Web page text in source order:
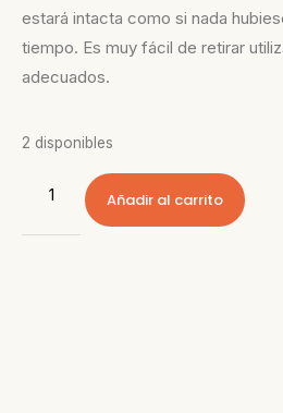
estará intacta como si nada
tiempo. Es muy fácil de retirar
adecuados.
2 disponibles
Añadir al carrito